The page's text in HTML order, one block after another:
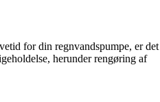
for din regnvandspumpe, er det
herunder rengøring af